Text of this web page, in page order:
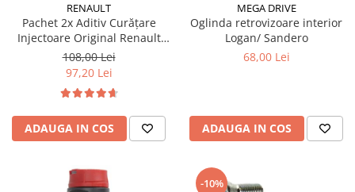
RENAULT
Pachet 2x Aditiv Curățare
Injectoare Original Renault
DCI Dynamic, 250ml
108,00 Lei
97,20 Lei
ADAUGA IN COS
MEGA DRIVE
Oglinda retrovizoare interior
Logan/ Sandero
68,00 Lei
ADAUGA IN COS
-10%